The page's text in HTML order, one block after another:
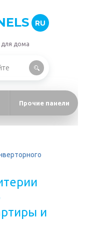
RU
для дома
Прочие панели
и